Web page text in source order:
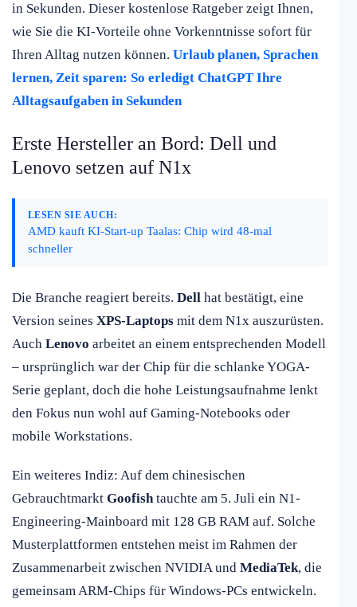
in Sekunden. Dieser kostenlose Ratgeber zeigt Ihnen,
wie Sie die KI-Vorteile ohne Vorkenntnisse sofort für
Ihren Alltag nutzen können. Urlaub planen, Sprachen
lernen, Zeit sparen: So erledigt ChatGPT Ihre
Alltagsaufgaben in Sekunden
Erste Hersteller an Bord: Dell und
Lenovo setzen auf N1x
LESEN SIE AUCH:
AMD kauft KI-Start-up Taalas: Chip wird 48-mal
schneller
Die Branche reagiert bereits. Dell hat bestätigt, eine
Version seines XPS-Laptops mit dem N1x auszurüsten.
Auch Lenovo arbeitet an einem entsprechenden Modell
– ursprünglich war der Chip für die schlanke YOGA-
Serie geplant, doch die hohe Leistungsaufnahme lenkt
den Fokus nun wohl auf Gaming-Notebooks oder
mobile Workstations.
Ein weiteres Indiz: Auf dem chinesischen
Gebrauchtmarkt Goofishtauchte am 5. Juli ein N1-
Engineering-Mainboard mit 128 GB RAM auf. Solche
Musterplattformen entstehen meist im Rahmen der
Zusammenarbeit zwischen NVIDIA und MediaTek, die
gemeinsam ARM-Chips für Windows-PCs entwickeln.